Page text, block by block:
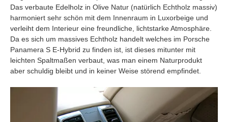
Das verbaute Edelholz in Olive Natur (natürlich Echtholz massiv)
harmoniert sehr schön mit dem Innenraum in Luxorbeige und
verleiht dem Interieur eine freundliche, lichtstarke Atmosphäre.
Da es sich um massives Echtholz handelt welches im Porsche
Panamera S E-Hybrid zu finden ist, ist dieses mitunter mit
leichten Spaltmaßen verbaut, was man einem Naturprodukt
aber schuldig bleibt und in keiner Weise störend empfindet.